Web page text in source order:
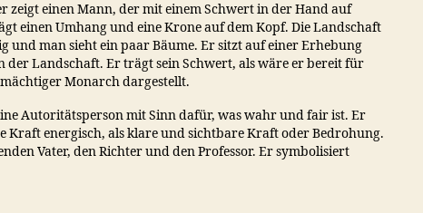
zeigt einen Mann, der mit einem Schwert in der Hand auf
einen Umhang und eine Krone auf dem Kopf. Die Landschaft
und man sieht ein paar Bäume. Er sitzt auf einer Erhebung
der Landschaft. Er trägt sein Schwert, als wäre er bereit für
Monarch dargestellt.
Autoritätsperson mit Sinn dafür, was wahr und fair ist. Er
Kraft energisch, als klare und sichtbare Kraft oder Bedrohung.
Vater, den Richter und den Professor. Er symbolisiert